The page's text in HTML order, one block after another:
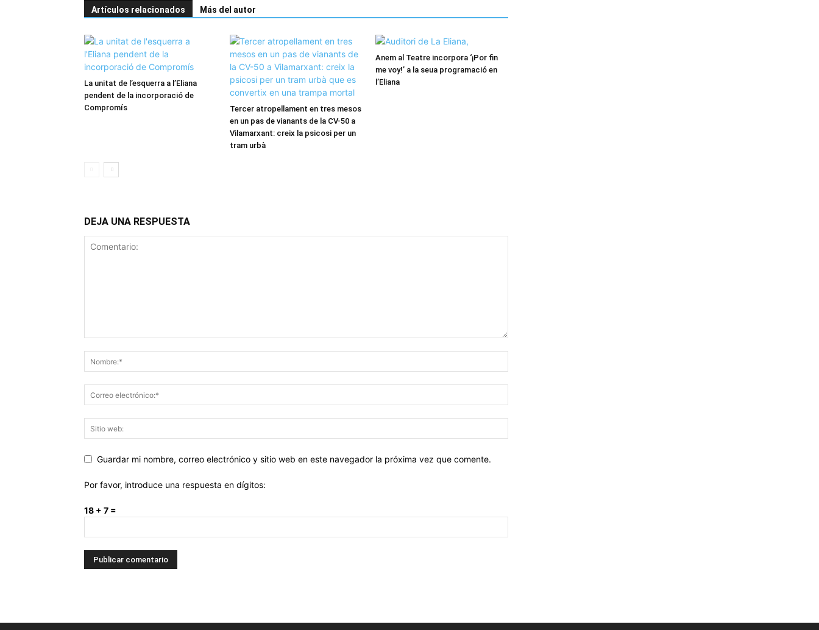
Artículos relacionados Más del autor
La unitat de l’esquerra a l’Eliana
pendent de la incorporació de
Compromís
Tercer atropellament en tres mesos
en un pas de vianants de la CV-50 a
Vilamarxant: creix la psicosi per un
tram urbà
Anem al Teatre incorpora ‘¡Por fin
me voy!’ a la seua programació en
l’Eliana
DEJA UNA RESPUESTA
Guardar mi nombre, correo electrónico y sitio web en este navegador la próxima vez que comente.
Por favor, introduce una respuesta en dígitos:
18 + 7 =